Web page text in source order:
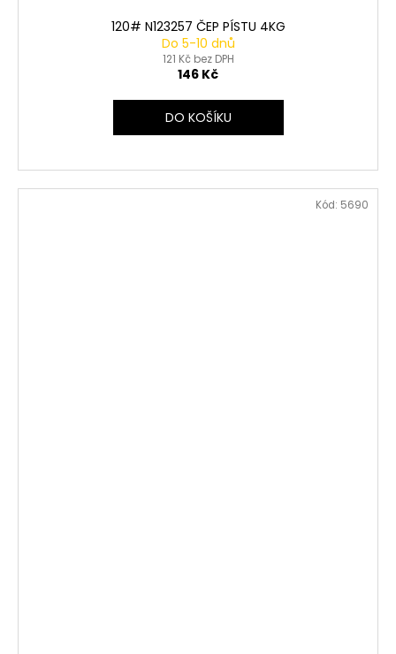
120# N123257 ČEP PÍSTU 4KG
Do 5-10 dnů
121 Kč bez DPH
146 Kč
DO KOŠÍKU
Kód: 5690